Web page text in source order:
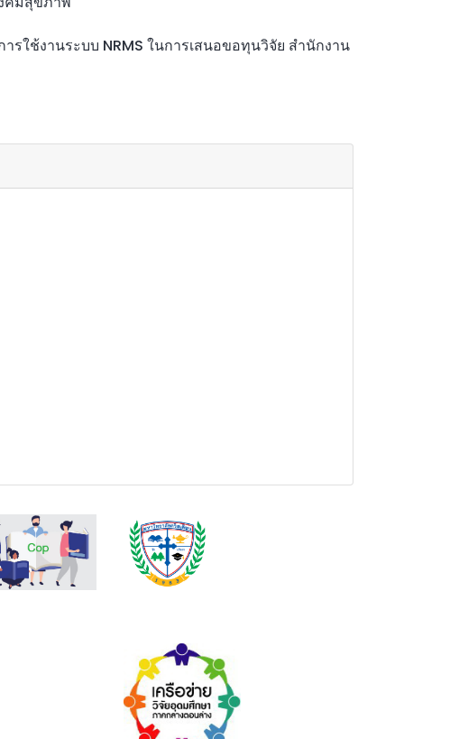
รใช้งานระบบ NRMS ในการเสนอขอทุนวิจัย สำนักงาน